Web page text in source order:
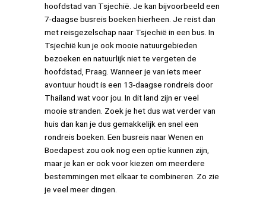
hoofdstad van Tsjechië. Je kan bijvoorbeeld een
7-daagse busreis boeken hierheen. Je reist dan
met reisgezelschap naar Tsjechië in een bus. In
Tsjechië kun je ook mooie natuurgebieden
bezoeken en natuurlijk niet te vergeten de
hoofdstad, Praag. Wanneer je van iets meer
avontuur houdt is een 13-daagse rondreis door
Thailand wat voor jou. In dit land zijn er veel
mooie stranden. Zoek je het dus wat verder van
huis dan kan je dus gemakkelijk en snel een
rondreis boeken. Een busreis naar Wenen en
Boedapest zou ook nog een optie kunnen zijn,
maar je kan er ook voor kiezen om meerdere
bestemmingen met elkaar te combineren. Zo zie
je veel meer dingen.